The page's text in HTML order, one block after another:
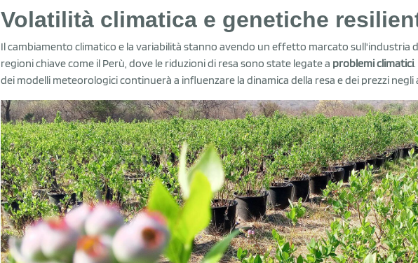
Volatilità climatica e genetiche
Il cambiamento climatico e la variabilità stanno avendo un effetto marcato sull'industria
regioni chiave come il Perù, dove le riduzioni di resa sono state legate a problemi climatici
dei modelli meteorologici continuerà a influenzare la dinamica della resa e dei prezzi negli